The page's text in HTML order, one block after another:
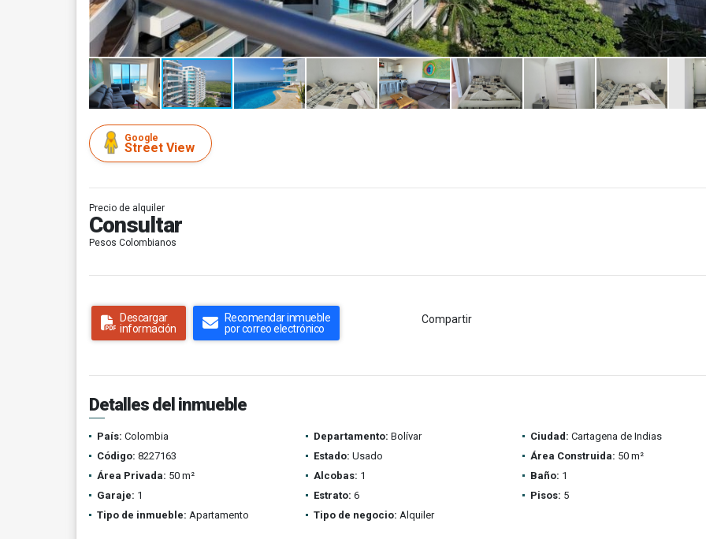
Google
Street View
Precio de alquiler
Consultar
Pesos Colombianos
Descargar
información
Recomendar inmueble
por correo electrónico
Compartir
Detalles del inmueble
País: Colombia Departamento: Bolívar Ciudad: Cartagena de Indias
Código: 8227163 Estado: Usado Área Construida: 50 m²
Área Privada: 50 m² Alcobas: 1 Baño: 1
Garaje: 1 Estrato: 6 Pisos: 5
Tipo de inmueble: Apartamento Tipo de negocio: Alquiler